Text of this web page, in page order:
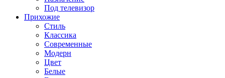
Под телевизор
Прихожие
Стиль
Классика
Современные
Модерн
Цвет
Белые